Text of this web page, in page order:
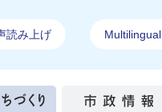
読み上げ Multilingual
育 産業・まちづくり